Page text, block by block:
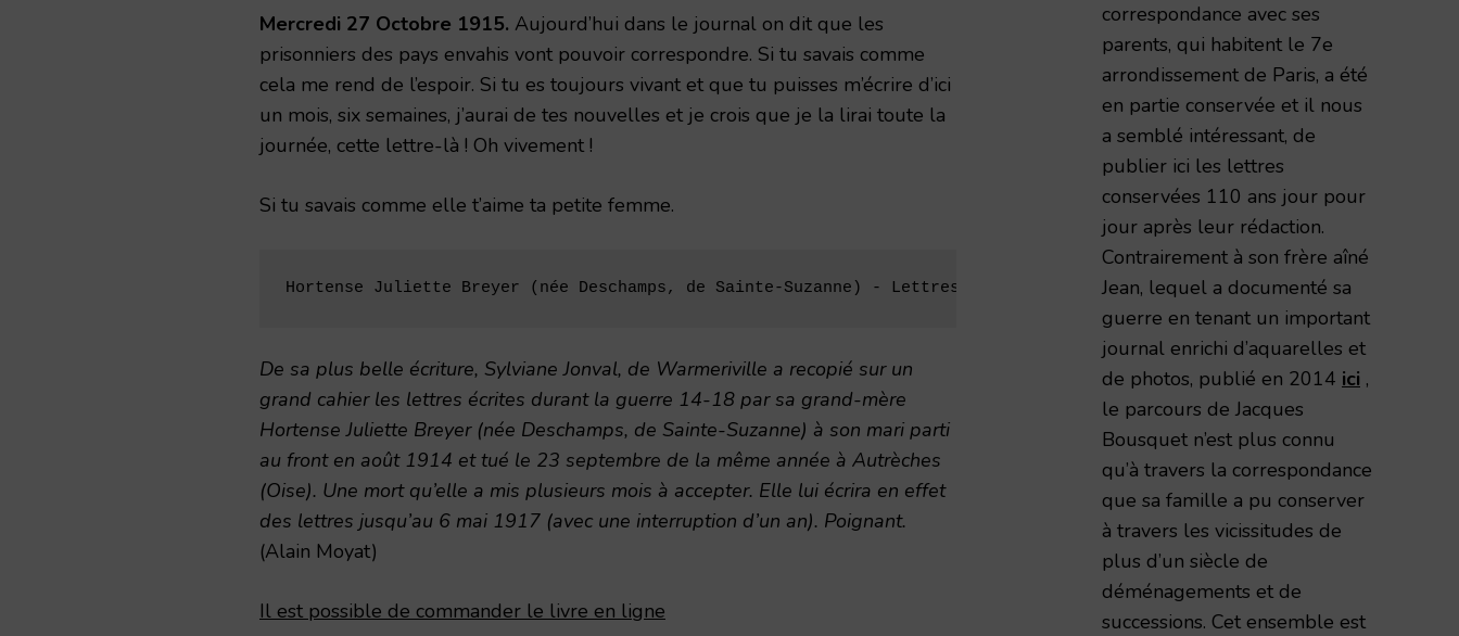
Mercredi 27 Octobre 1915. Aujourd’hui dans le journal on dit que les
prisonniers des pays envahis vont pouvoir correspondre. Si tu savais comme
cela me rend de l’espoir. Si tu es toujours vivant et que tu puisses m’écrire d’ici
un mois, six semaines, j’aurai de tes nouvelles et je crois que je la lirai toute la
journée, cette lettre-là ! Oh vivement !
Si tu savais comme elle t’aime ta petite femme.
Hortense Juliette Breyer (née Deschamps, de Sainte-Suzanne) - Lettres prêtées par sa petite fille Sylviane JONVAL
De sa plus belle écriture, Sylviane Jonval, de Warmeriville a recopié sur un
grand cahier les lettres écrites durant la guerre 14-18 par sa grand-mère
Hortense Juliette Breyer (née Deschamps, de Sainte-Suzanne) à son mari parti
au front en août 1914 et tué le 23 septembre de la même année à Autrèches
(Oise). Une mort qu’elle a mis plusieurs mois à accepter. Elle lui écrira en effet
des lettres jusqu’au 6 mai 1917 (avec une interruption d’un an). Poignant.
(Alain Moyat)
Il est possible de commander le livre en ligne
correspondance avec ses
parents, qui habitent le 7e
arrondissement de Paris, a été
en partie conservée et il nous
a semblé intéressant, de
publier ici les lettres
conservées 110 ans jour pour
jour après leur rédaction.
Contrairement à son frère aîné
Jean, lequel a documenté sa
guerre en tenant un important
journal enrichi d’aquarelles et
de photos, publié en 2014 ici ,
le parcours de Jacques
Bousquet n’est plus connu
qu’à travers la correspondance
que sa famille a pu conserver
à travers les vicissitudes de
plus d’un siècle de
déménagements et de
successions. Cet ensemble est